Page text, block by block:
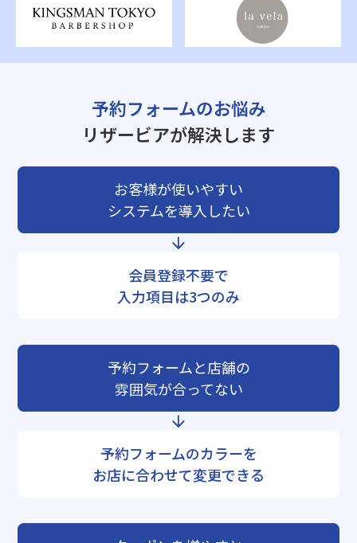
予約フォームのお悩み
リザービアが解決します
お客様が使いやすい
システムを導入したい
会員登録不要で
入力項目は3つのみ
予約フォームと店舗の
雰囲気が合ってない
予約フォームのカラーを
お店に合わせて変更できる